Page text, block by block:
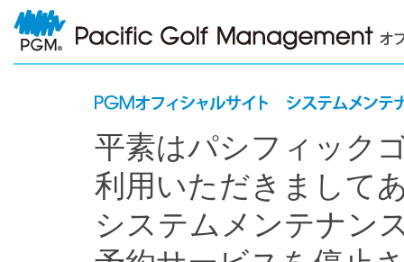
平素はパシフィック
利用いただきまして
システムメンテナン